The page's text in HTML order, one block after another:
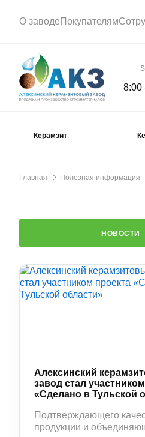
О заводе Покупателям
8:00
Керамзит
Главная Полезная информация
НОВОСТИ
Алексинский
завод стал
«Сделано в Тульской
Подтверждающего
продукции и